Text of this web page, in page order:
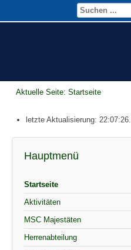
Aktuelle Seite: Startseite
letzte Aktualisierung: 22:07:26.
Hauptmenü
Startseite
Aktivitäten
MSC Majestäten
Herrenabteilung